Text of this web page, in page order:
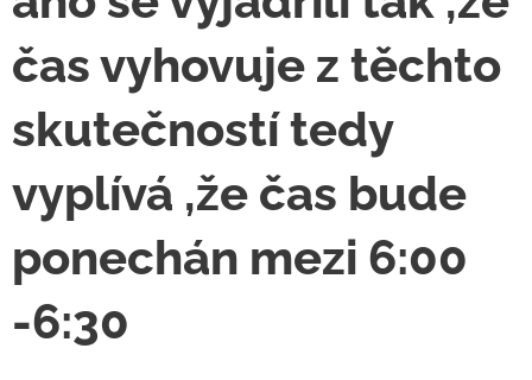
čas vyhovuje z těchto
skutečností tedy
vyplívá ,že čas bude
ponechán mezi 6:00
-6:30